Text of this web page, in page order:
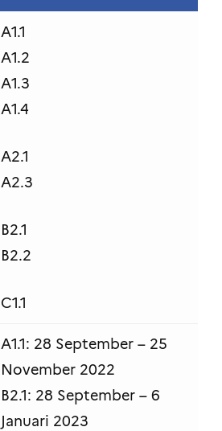
A1.1
A1.2
A1.3
A1.4
A2.1
A2.3
B2.1
B2.2
C1.1
A1.1: 28 September – 25
November 2022
B2.1: 28 September – 6
Januari 2023